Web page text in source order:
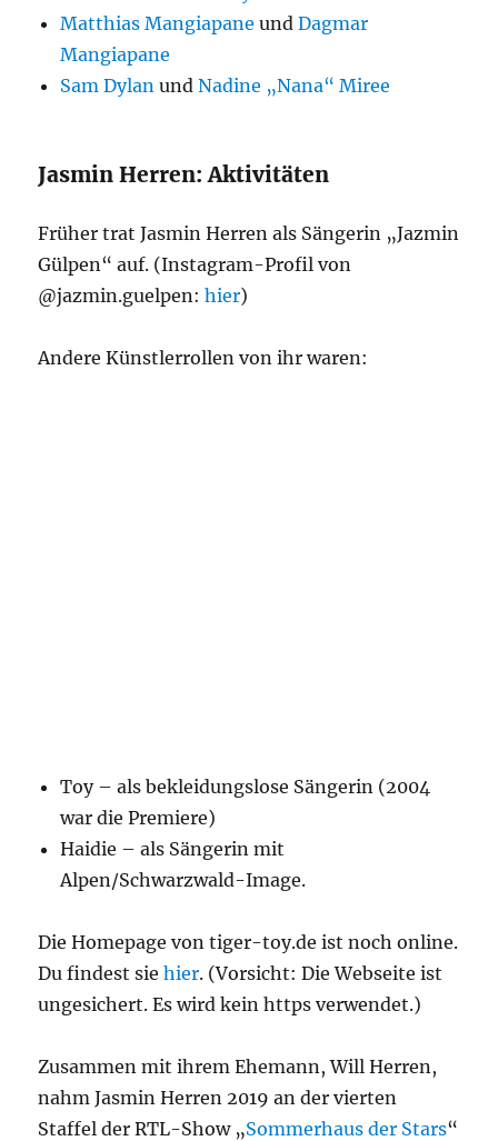
Matthias Mangiapane undDagmar
Mangiapane
Sam Dylan undNadine „Nana“ Miree
Jasmin Herren: Aktivitäten
Früher trat Jasmin Herren als Sängerin „Jazmin
Gülpen“ auf. (Instagram-Profil von
@jazmin.guelpen:hier)
Andere Künstlerrollen von ihr waren:
Toy – als bekleidungslose Sängerin (2004
war die Premiere)
Haidie – als Sängerin mit
Alpen/Schwarzwald-Image.
Die Homepage von tiger-toy.de ist noch online.
Du findest siehier. (Vorsicht: Die Webseite ist
ungesichert. Es wird kein https verwendet.)
Zusammen mit ihrem Ehemann, Will Herren,
nahm Jasmin Herren 2019 an der vierten
Staffel der RTL-Show „Sommerhaus der Stars“